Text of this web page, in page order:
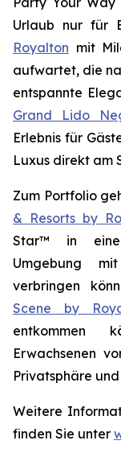
Urlaub nur für
Royalton mit
aufwartet, die
entspannte
Grand Lido
Erlebnis für
Luxus direkt am
Zum Portfolio
& Resorts by
Star™ in einer
Umgebung
verbringen
Scene by
entkommen
Erwachsenen
Privatsphäre
Weitere
finden Sie unter